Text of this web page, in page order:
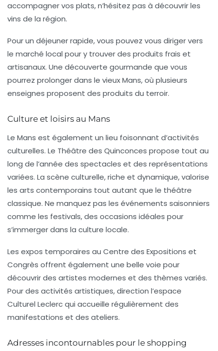
accompagner vos plats, n’hésitez pas à découvrir les
vins de la région.
Pour un déjeuner rapide, vous pouvez vous diriger vers
le marché local pour y trouver des produits frais et
artisanaux. Une découverte gourmande que vous
pourrez prolonger dans le vieux Mans, où plusieurs
enseignes proposent des produits du terroir.
Culture et loisirs au Mans
Le Mans est également un lieu foisonnant d’activités
culturelles. Le Théâtre des Quinconces propose tout au
long de l’année des spectacles et des représentations
variées. La scène culturelle, riche et dynamique, valorise
les arts contemporains tout autant que le théâtre
classique. Ne manquez pas les événements saisonniers
comme les festivals, des occasions idéales pour
s’immerger dans la culture locale.
Les expos temporaires au Centre des Expositions et
Congrès offrent également une belle voie pour
découvrir des artistes modernes et des thèmes variés.
Pour des activités artistiques, direction l’espace
Culturel Leclercqui accueille régulièrement des
manifestations et des ateliers.
Adresses incontournables pour le shopping